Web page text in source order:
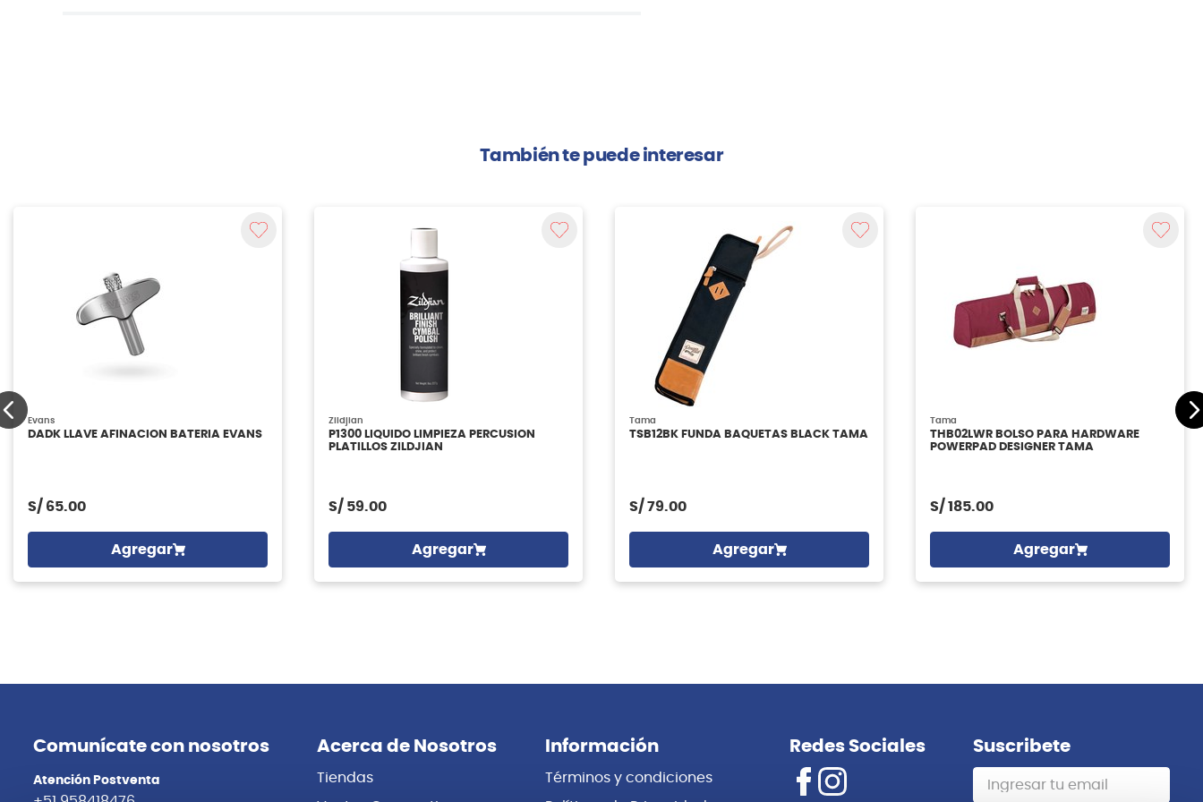
También te puede interesar
Evans
DADK LLAVE AFINACION BATERIA EVANS
S/ 65.00
Agregar
Zildjian
P1300 LIQUIDO LIMPIEZA PERCUSION
PLATILLOS ZILDJIAN
S/ 59.00
Agregar
Tama
TSB12BK FUNDA BAQUETAS BLACK TAMA
S/ 79.00
Agregar
Tama
THB02LWR BOLSO PARA HARDWARE
POWERPAD DESIGNER TAMA
S/ 185.00
Agregar
Comunícate con nosotros
Atención Postventa
Acerca de Nosotros
Tiendas
Información
Términos y condiciones
Redes Sociales Suscribete